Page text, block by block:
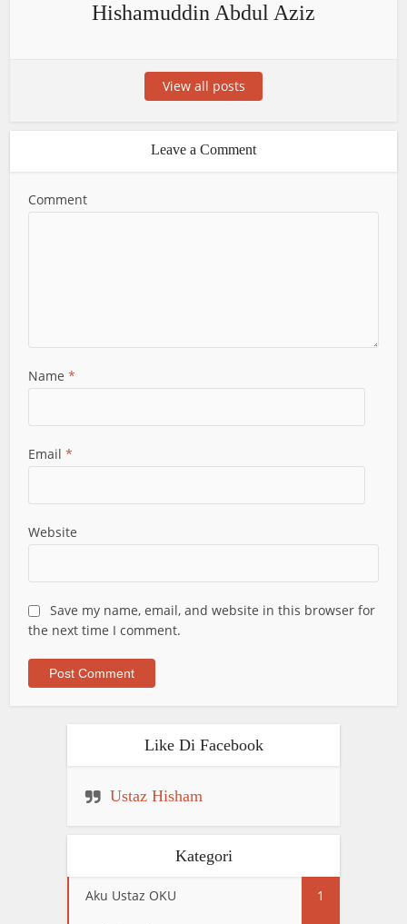
Hishamuddin Abdul Aziz
View all posts
Leave a Comment
Comment
Name*
Email*
Website
Save my name, email, and website in this browser for
the next time I comment.
Like Di Facebook
Ustaz Hisham
Kategori
Aku Ustaz OKU 1